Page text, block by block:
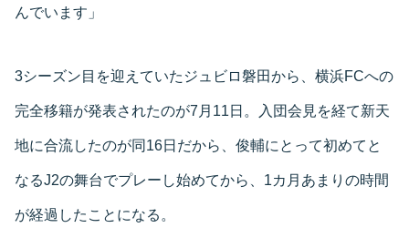
んでいます」
3シーズン目を迎えていたジュビロ磐田から、横浜FCへの
完全移籍が発表されたのが7月11日。入団会見を経て新天
地に合流したのが同16日だから、俊輔にとって初めてと
なるJ2の舞台でプレーし始めてから、1カ月あまりの時間
が経過したことになる。